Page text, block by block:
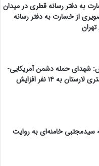
به دفتر رسانه قطری در میدان
از خسارت به دفتر رسانه
شهدای حمله دشمن آمریکایی-
صهیونیستی به دادگستری لارستان به ۱۴ نفر افزایش
سیدمجتبی خامنه‌ای به روایت